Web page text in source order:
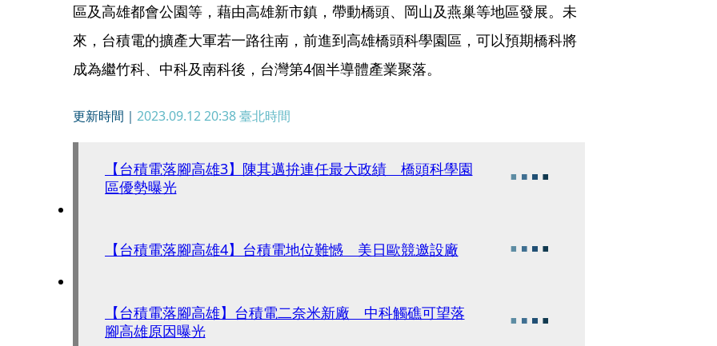
區及高雄都會公園等，藉由高雄新市鎮，帶動橋頭、岡山及燕巢等地區發展。未
來，台積電的擴產大軍若一路往南，前進到高雄橋頭科學園區，可以預期橋科將
成為繼竹科、中科及南科後，台灣第4個半導體產業聚落。
更新時間｜ 2023.09.12 20:38臺北時間
【台積電落腳高雄3】陳其邁拚連任最大政績 橋頭科學園
區優勢曝光
【台積電落腳高雄4】台積電地位難憾 美日歐競邀設廠
【台積電落腳高雄】台積電二奈米新廠 中科觸礁可望落
腳高雄原因曝光